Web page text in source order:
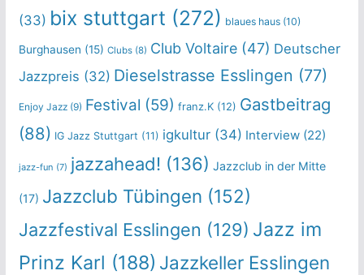
(33) bix stuttgart (272) blaues haus(10)
Burghausen (15) Clubs(8) Club Voltaire(47) Deutscher
Jazzpreis (32) Dieselstrasse Esslingen (77)
Enjoy Jazz(9) Festival (59) franz.K(12) Gastbeitrag
(88) IG Jazz Stuttgart (11) igkultur(34) Interview(22)
jazz-fun (7) jazzahead! (136) Jazzclub in der Mitte
(17) Jazzclub Tübingen (152)
Jazzfestival Esslingen (129) Jazz im
Prinz Karl (188) Jazzkeller Esslingen